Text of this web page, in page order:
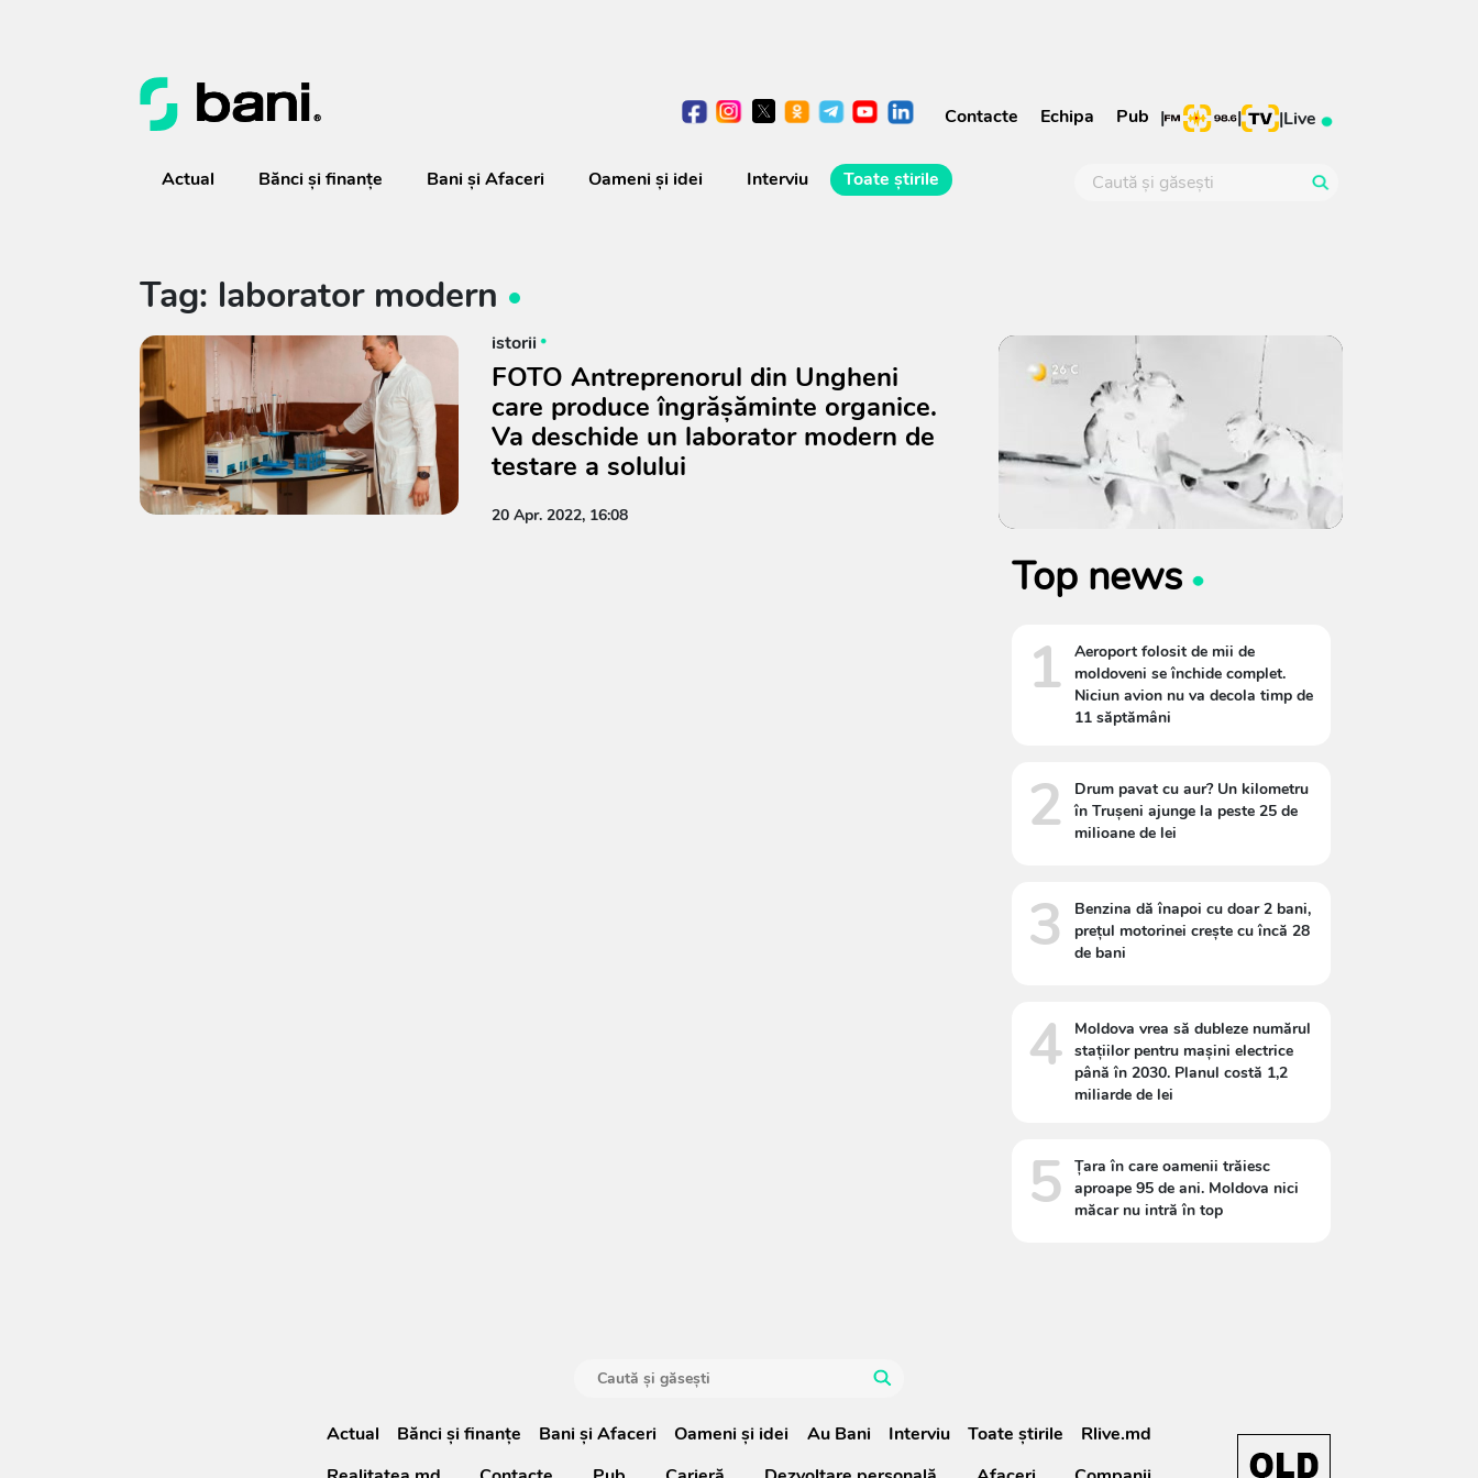
Contacte Echipa Pub | | |Live
Actual Bănci şi finanţe Bani și Afaceri Oameni şi idei Interviu Toate știrile
Tag: laborator modern
istorii
FOTO Antreprenorul din Ungheni
care produce îngrășăminte organice.
Va deschide un laborator modern de
testare a solului
20 Apr. 2022, 16:08
Top news
1
Aeroport folosit de mii de
moldoveni se închide complet.
Niciun avion nu va decola timp de
11 săptămâni
2
Drum pavat cu aur? Un kilometru
în Trușeni ajunge la peste 25 de
milioane de lei
3
Benzina dă înapoi cu doar 2 bani,
prețul motorinei crește cu încă 28
de bani
4
Moldova vrea să dubleze numărul
stațiilor pentru mașini electrice
până în 2030. Planul costă 1,2
miliarde de lei
5
Țara în care oamenii trăiesc
aproape 95 de ani. Moldova nici
măcar nu intră în top
Actual Bănci şi finanţe Bani și Afaceri Oameni şi idei Au Bani Interviu Toate știrile
Rlive.md